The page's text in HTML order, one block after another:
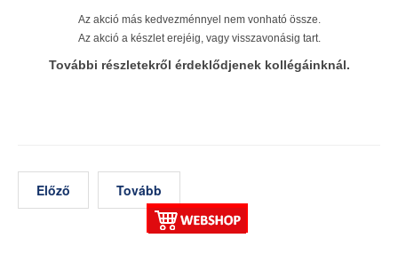
Az akció más kedvezménnyel nem vonható össze.
Az akció a készlet erejéig, vagy visszavonásig tart.
További részletekről érdeklődjenek kollégáinknál.
Előző Tovább